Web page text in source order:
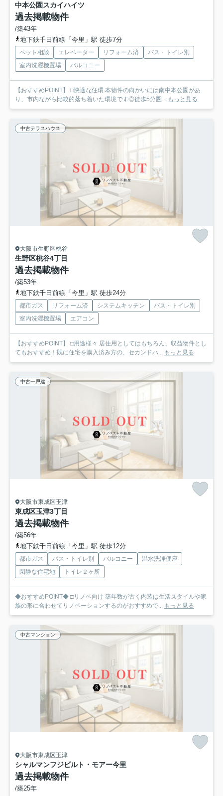
中本公園スカイハイツ
過去掲載物件
/築43年
地下鉄千日前線「今里」駅 徒歩7分
ペット相談 エレベーター リフォーム済
バス・トイレ別
室内洗濯機置場
バルコニー
【おすすめPOINT】 □快適な住環 本物件の向かいには南中本公園があ
り、市内ながら比較的落ち着いた環境です◎徒歩5分圏...
もっと見る
中古テラスハウス
大阪市生野区桃谷
生野区桃谷4丁目
過去掲載物件
/築53年
地下鉄千日前線「今里」駅 徒歩24分
都市ガス リフォーム済 システムキッチン
バス・トイレ別
室内洗濯機置場
エアコン
【おすすめPOINT】 □用途様々 居住用としてはもちろん、収益物件とし
てもおすすめ！既に住宅を購入済み方の、セカンドハ... もっと見る
中古一戸建
大阪市東成区玉津
東成区玉津3丁目
過去掲載物件
/築56年
地下鉄千日前線「今里」駅 徒歩12分
都市ガス バス・トイレ別 バルコニー
温水洗浄便座
閑静な住宅地
トイレ２ヶ所
◆おすすめPOINT◆ □リノベ向け 築年数が古く内装は生活スタイルや家
族の形に合わせてリノベーションするのがおすすめで... もっと見る
中古マンション
大阪市東成区玉津
シャルマンフジビルト・モアー今里
過去掲載物件
/築25年